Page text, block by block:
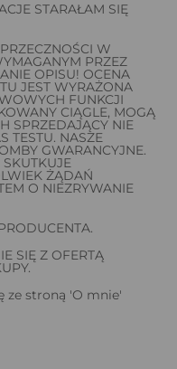
STARAŁAM SIĘ
W
PRZEZ
OPISU! OCENA
JEST WYRAŻONA
FUNKCJI
CIĄGLE, MOGĄ
SPRZEDAJĄCY NIE
TESTU. NASZE
GWARANCYJNE.
ŻĄDAŃ
O NIEZRYWANIE
SIĘ Z OFERTĄ
ze stroną 'O mnie'